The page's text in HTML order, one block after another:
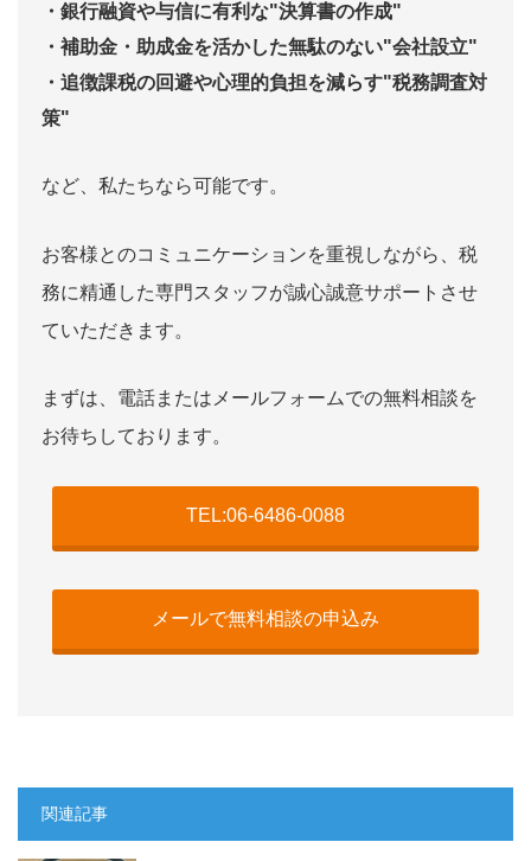
・銀行融資や与信に有利な"決算書の作成"
・補助金・助成金を活かした無駄のない"会社設立"
・追徴課税の回避や心理的負担を減らす"税務調査対
策"
など、私たちなら可能です。
お客様とのコミュニケーションを重視しながら、税
務に精通した専門スタッフが誠心誠意サポートさせ
ていただきます。
まずは、電話またはメールフォームでの無料相談を
お待ちしております。
TEL:06-6486-0088
メールで無料相談の申込み
関連記事